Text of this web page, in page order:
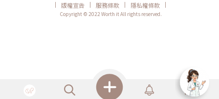
| 版權宣告 | 服務條款 | 隱私權條款
|
Copyright © 2022 Worth it All rights reserved.